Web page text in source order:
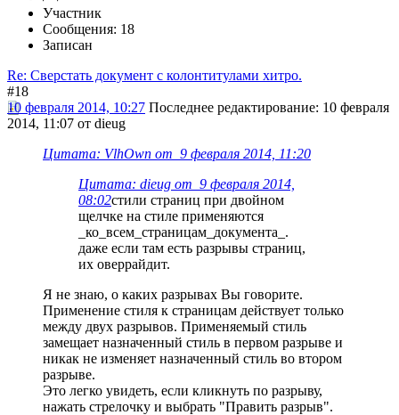
Участник
Сообщения: 18
Записан
Re: Сверстать документ с колонтитулами хитро.
#18
10 февраля 2014, 10:27 Последнее редактирование: 10 февраля
2014, 11:07 от dieug
Цитата: VlhOwn от 9 февраля 2014, 11:20
Цитата: dieug от 9 февраля 2014,
08:02стили страниц при двойном
щелчке на стиле применяются
_ко_всем_страницам_документа_.
даже если там есть разрывы страниц,
их оверрайдит.
Я не знаю, о каких разрывах Вы говорите.
Применение стиля к страницам действует только
между двух разрывов. Применяемый стиль
замещает назначенный стиль в первом разрыве и
никак не изменяет назначенный стиль во втором
разрыве.
Это легко увидеть, если кликнуть по разрыву,
нажать стрелочку и выбрать "Править разрыв".